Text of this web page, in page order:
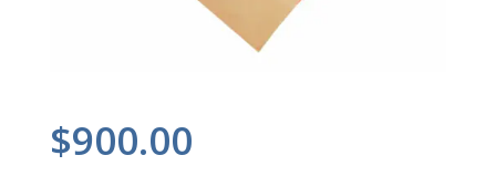
$900.00